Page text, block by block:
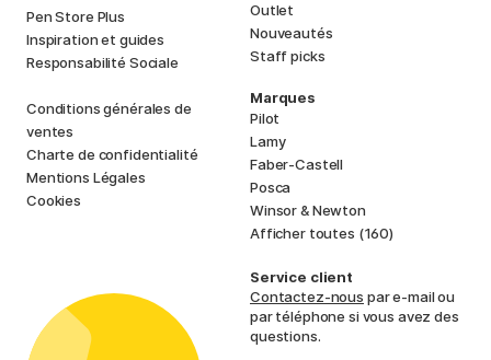
Pen Store Plus
Inspiration et guides
Responsabilité Sociale
Conditions générales de
ventes
Charte de confidentialité
Mentions Légales
Cookies
Outlet
Nouveautés
Staff picks
Marques
Pilot
Lamy
Faber-Castell
Posca
Winsor & Newton
Afficher toutes (160)
Service client
Contactez-nous par e-mail ou
par téléphone si vous avez des
questions.